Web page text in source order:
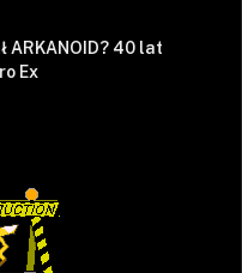
ARKANOID? 40 lat
Ex